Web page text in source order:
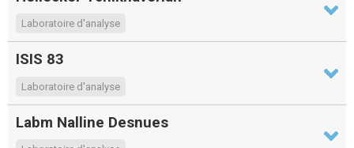
Laboratoire d'analyse
ISIS 83
Laboratoire d'analyse
Labm Nalline Desnues